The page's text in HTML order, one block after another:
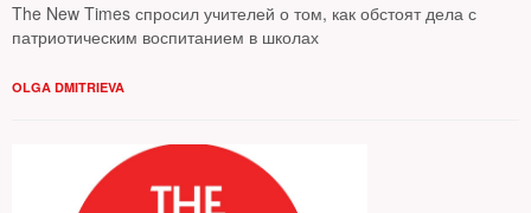
The New Times спросил учителей о том, как обстоят дела с
патриотическим воспитанием в школах
OLGA DMITRIEVA